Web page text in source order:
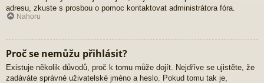
adresu, zkuste s prosbou o pomoc kontaktovat administrátora fóra.
Nahoru
Proč se nemůžu přihlásit?
Existuje několik důvodů, proč k tomu může dojít. Nejdříve se ujistěte, že
zadáváte správné uživatelské jméno a heslo. Pokud tomu tak je,